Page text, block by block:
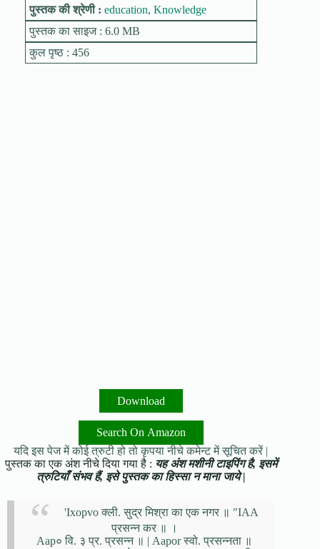
पुस्तक की श्रेणी : education, Knowledge
पुस्तक का साइज : 6.0 MB
कुल पृष्ठ : 456
Download
Search On Amazon
यदि इस पेज में कोई त्रुटी हो तो कृपया नीचे कमेन्ट में सूचित करें |
पुस्तक का एक अंश नीचे दिया गया है : यह अंश मशीनी टाइपिंग है, इसमें
त्रुटियाँ संभव हैं, इसे पुस्तक का हिस्सा न माना जाये |
'Ixopvo क्ली. सुद्र मिश्रा का एक नगर ॥ "IAA
प्रसन्न कर ॥ ।
Aap० वि. ३ प्र. प्रसन्न ॥ | Aapor स्वो. प्रसन्नता ॥